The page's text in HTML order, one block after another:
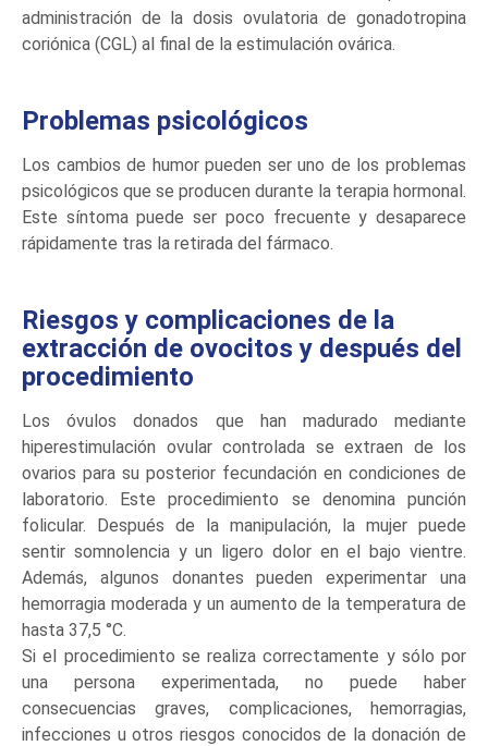
administración de la dosis ovulatoria de gonadotropina
coriónica (CGL) al final de la estimulación ovárica.
Problemas psicológicos
Los cambios de humor pueden ser uno de los problemas
psicológicos que se producen durante la terapia hormonal.
Este síntoma puede ser poco frecuente y desaparece
rápidamente tras la retirada del fármaco.
Riesgos y complicaciones de la
extracción de ovocitos y después del
procedimiento
Los óvulos donados que han madurado mediante
hiperestimulación ovular controlada se extraen de los
ovarios para su posterior fecundación en condiciones de
laboratorio. Este procedimiento se denomina punción
folicular. Después de la manipulación, la mujer puede
sentir somnolencia y un ligero dolor en el bajo vientre.
Además, algunos donantes pueden experimentar una
hemorragia moderada y un aumento de la temperatura de
hasta 37,5 °C.
Si el procedimiento se realiza correctamente y sólo por
una persona experimentada, no puede haber
consecuencias graves, complicaciones, hemorragias,
infecciones u otros riesgos conocidos de la donación de